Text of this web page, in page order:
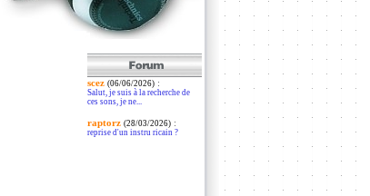
scez (06/06/2026):
Salut, je suis à la recherche de
ces sons, je ne...
raptorz (28/03/2026):
reprise d'un instru ricain ?